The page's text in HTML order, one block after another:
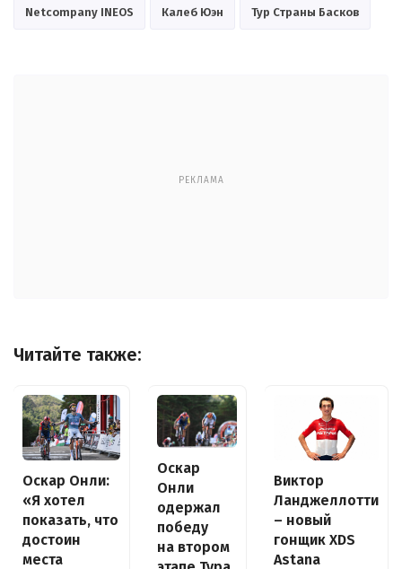
Netcompany INEOS Калеб Юэн Тур Страны Басков
РЕКЛАМА
Читайте также:
Оскар Онли:
«Я хотел
показать, что
достоин
места
Оскар
Онли
одержал
победу
на втором
Виктор
Ланджеллотти
– новый
гонщик XDS
Astana